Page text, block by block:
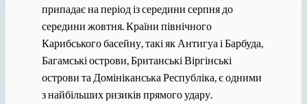
припадає на період із середини серпня до
середини жовтня. Країни північного
Карибського басейну, такі як Антигуа і Барбуда,
Багамські острови, Британські Віргінські
острови та Домініканська Республіка, є одними
з найбільших ризиків прямого удару.